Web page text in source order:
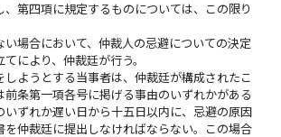
、第四項に規定するものについては、この限り
い場合において、仲裁人の忌避についての決定
により、仲裁廷が行う。
しようとする当事者は、仲裁廷が構成されたこ
前条第一項各号に掲げる事由のいずれかがある
いずれか遅い日から十五日以内に、忌避の原因
を仲裁廷に提出しなければならない。この場合